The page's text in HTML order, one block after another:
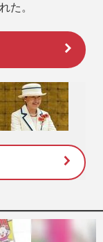
た。